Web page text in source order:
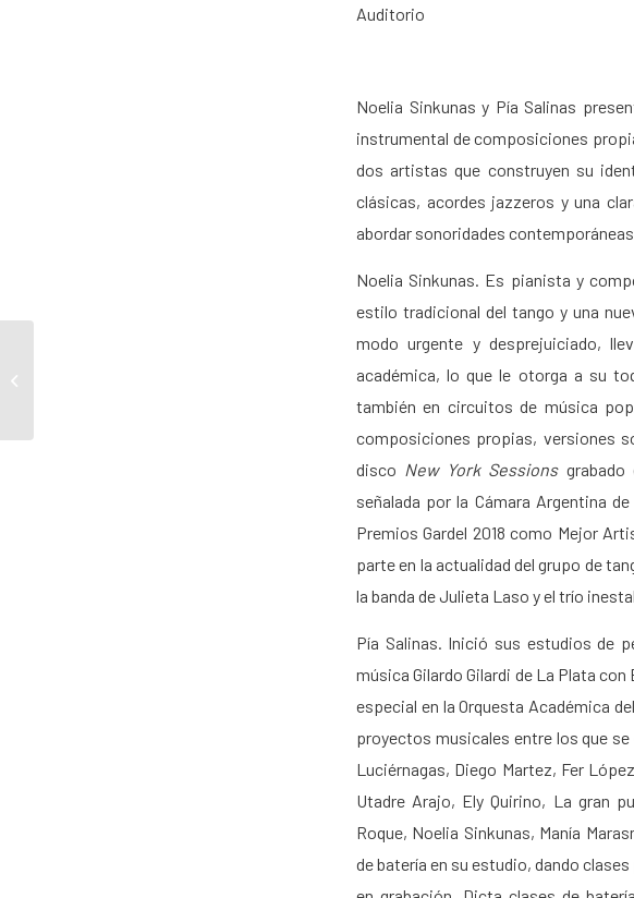
Auditorio
Noelia Sinkunas y Pía Salinas
instrumental de composiciones
dos artistas que construyen su
clásicas, acordes jazzeros y una
abordar sonoridades
Noelia Sinkunas. Es pianista y
estilo tradicional del tango y una
modo urgente y desprejuiciado,
académica, lo que le otorga a su
también en circuitos de música
composiciones propias, versiones
disco New York Sessionsgrabado
señalada por la Cámara Argentina
Premios Gardel 2018 como Mejor
parte en la actualidad del grupo de
la banda de Julieta Laso y el trío
Pía Salinas. Inició sus estudios de
música Gilardo Gilardi de La Plata
especial en la Orquesta Académica
proyectos musicales entre los que
Luciérnagas, Diego Martez, Fer
Utadre Arajo, Ely Quirino, La gran
Roque, Noelia Sinkunas, Manía
de batería en su estudio, dando